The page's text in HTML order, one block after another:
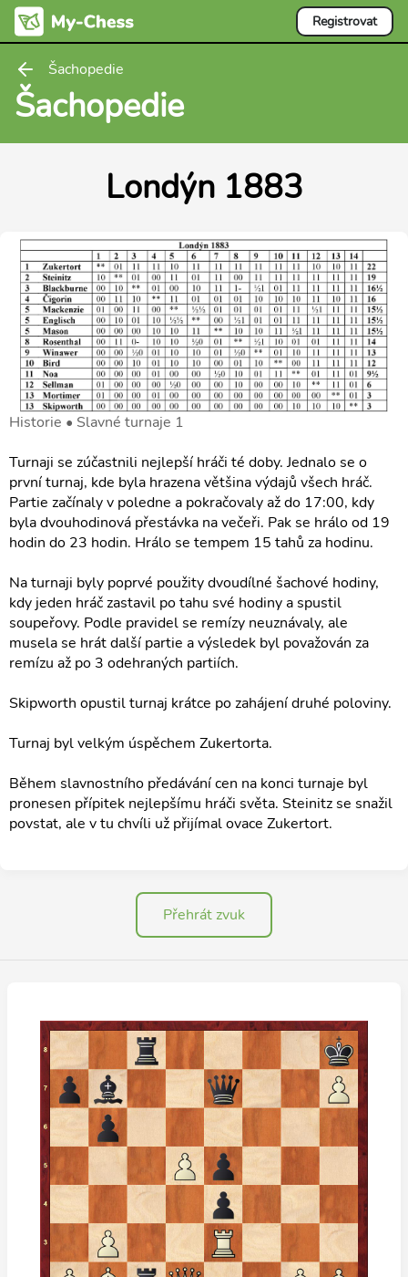
Registrovat
Šachopedie
Šachopedie
Londýn 1883
Historie • Slavné turnaje 1
Turnaji se zúčastnili nejlepší hráči té doby. Jednalo se o
první turnaj, kde byla hrazena většina výdajů všech hráč.
Partie začínaly v poledne a pokračovaly až do 17:00, kdy
byla dvouhodinová přestávka na večeři. Pak se hrálo od 19
hodin do 23 hodin. Hrálo se tempem 15 tahů za hodinu.
Na turnaji byly poprvé použity dvoudílné šachové hodiny,
kdy jeden hráč zastavil po tahu své hodiny a spustil
soupeřovy. Podle pravidel se remízy neuznávaly, ale
musela se hrát další partie a výsledek byl považován za
remízu až po 3 odehraných partiích.
Skipworth opustil turnaj krátce po zahájení druhé poloviny.
Turnaj byl velkým úspěchem Zukertorta.
Během slavnostního předávání cen na konci turnaje byl
pronesen přípitek nejlepšímu hráči světa. Steinitz se snažil
povstat, ale v tu chvíli už přijímal ovace Zukertort.
Přehrát zvuk